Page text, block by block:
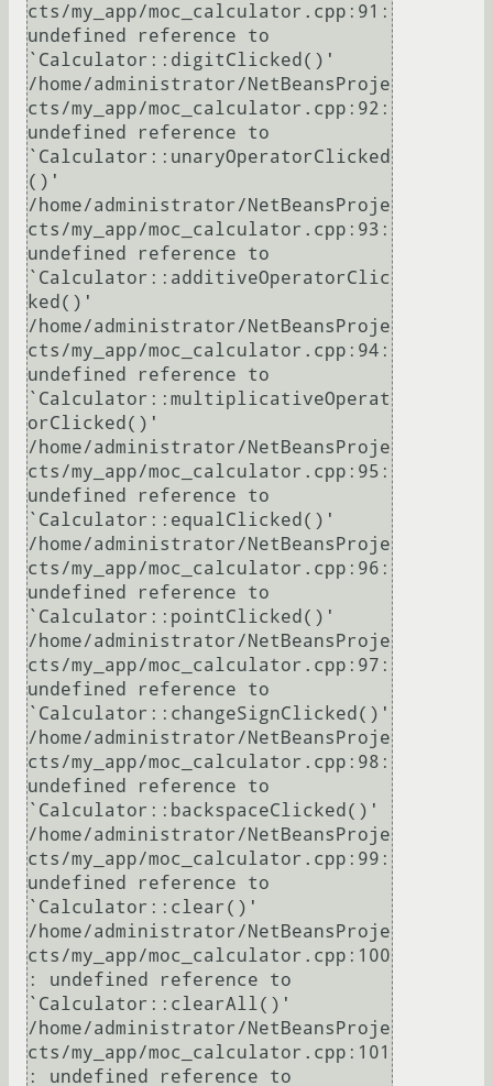
cts/my_app/moc_calculator.cpp:91:
undefined reference to
`Calculator::digitClicked()'
/home/administrator/NetBeansProje
cts/my_app/moc_calculator.cpp:92:
undefined reference to
`Calculator::unaryOperatorClicked
()'
/home/administrator/NetBeansProje
cts/my_app/moc_calculator.cpp:93:
undefined reference to
`Calculator::additiveOperatorClic
ked()'
/home/administrator/NetBeansProje
cts/my_app/moc_calculator.cpp:94:
undefined reference to
`Calculator::multiplicativeOperat
orClicked()'
/home/administrator/NetBeansProje
cts/my_app/moc_calculator.cpp:95:
undefined reference to
`Calculator::equalClicked()'
/home/administrator/NetBeansProje
cts/my_app/moc_calculator.cpp:96:
undefined reference to
`Calculator::pointClicked()'
/home/administrator/NetBeansProje
cts/my_app/moc_calculator.cpp:97:
undefined reference to
`Calculator::changeSignClicked()'
/home/administrator/NetBeansProje
cts/my_app/moc_calculator.cpp:98:
undefined reference to
`Calculator::backspaceClicked()'
/home/administrator/NetBeansProje
cts/my_app/moc_calculator.cpp:99:
undefined reference to
`Calculator::clear()'
/home/administrator/NetBeansProje
cts/my_app/moc_calculator.cpp:100
: undefined reference to
`Calculator::clearAll()'
/home/administrator/NetBeansProje
cts/my_app/moc_calculator.cpp:101
: undefined reference to